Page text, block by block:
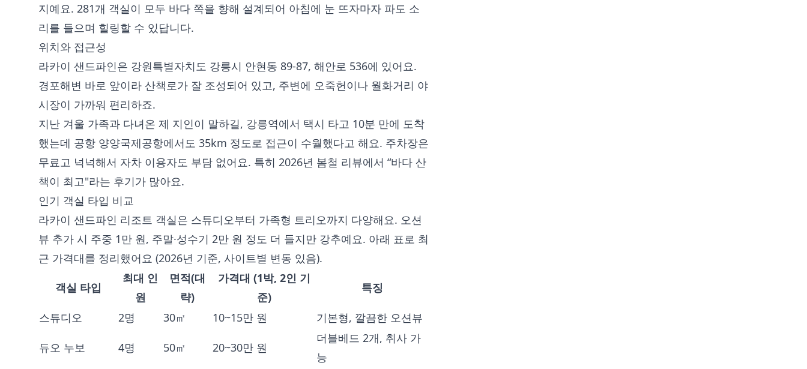
지예요. 281개 객실이 모두 바다 쪽을 향해 설계되어 아침에 눈 뜨자마자 파도 소
리를 들으며 힐링할 수 있답니다.
위치와 접근성
라카이 샌드파인은 강원특별자치도 강릉시 안현동 89-87, 해안로 536에 있어요.
경포해변 바로 앞이라 산책로가 잘 조성되어 있고, 주변에 오죽헌이나 월화거리 야
시장이 가까워 편리하죠.
지난 겨울 가족과 다녀온 제 지인이 말하길, 강릉역에서 택시 타고 10분 만에 도착
했는데 공항 양양국제공항에서도 35km 정도로 접근이 수월했다고 해요. 주차장은
무료고 넉넉해서 자차 이용자도 부담 없어요. 특히 2026년 봄철 리뷰에서 “바다 산
책이 최고"라는 후기가 많아요.
인기 객실 타입 비교
라카이 샌드파인 리조트 객실은 스튜디오부터 가족형 트리오까지 다양해요. 오션
뷰 추가 시 주중 1만 원, 주말·성수기 2만 원 정도 더 들지만 강추예요. 아래 표로 최
근 가격대를 정리했어요 (2026년 기준, 사이트별 변동 있음).
객실 타입
최대 인
원
면적(대
략)
가격대 (1박, 2인 기
준)
특징
스튜디오 2명 30㎡ 10~15만 원 기본형, 깔끔한 오션뷰
듀오 누보 4명 50㎡ 20~30만 원
더블베드 2개, 취사 가
능